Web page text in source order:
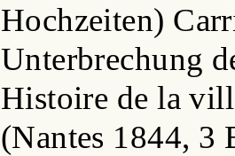
Hochzeiten)
Unterbrechung
Histoire de la
(Nantes 1844, 3